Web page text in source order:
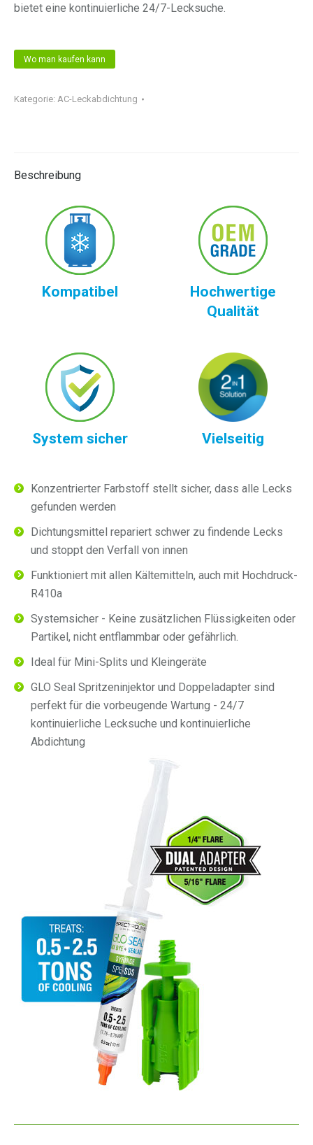
bietet eine kontinuierliche 24/7-Lecksuche.
Wo man kaufen kann
Kategorie: AC-Leckabdichtung
Beschreibung
Kompatibel
Hochwertige
Qualität
System sicher Vielseitig
Konzentrierter Farbstoff stellt sicher, dass alle Lecks
gefunden werden
Dichtungsmittel repariert schwer zu findende Lecks
und stoppt den Verfall von innen
Funktioniert mit allen Kältemitteln, auch mit Hochdruck-
R410a
Systemsicher - Keine zusätzlichen Flüssigkeiten oder
Partikel, nicht entflammbar oder gefährlich.
Ideal für Mini-Splits und Kleingeräte
GLO Seal Spritzeninjektor und Doppeladapter sind
perfekt für die vorbeugende Wartung - 24/7
kontinuierliche Lecksuche und kontinuierliche
Abdichtung